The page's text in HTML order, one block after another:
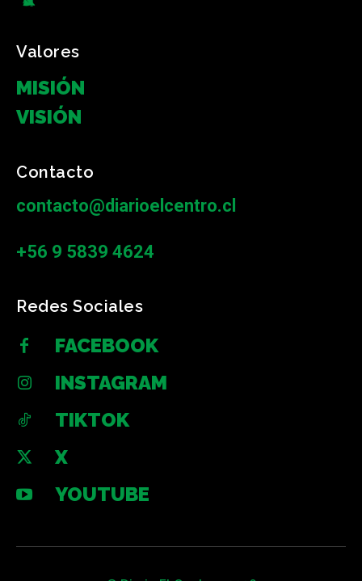
Valores
MISIÓN
VISIÓN
Contacto
contacto@diarioelcentro.cl
+56 9 5839 4624
Redes Sociales
FACEBOOK
INSTAGRAM
TIKTOK
X
YOUTUBE